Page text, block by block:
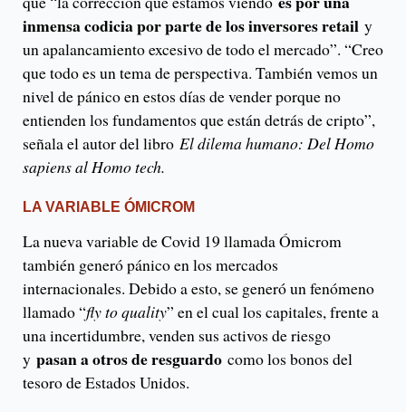
inmensa codicia por parte de los inversores retail y
un apalancamiento excesivo de todo el mercado”. “Creo
que todo es un tema de perspectiva. También vemos un
nivel de pánico en estos días de vender porque no
entienden los fundamentos que están detrás de cripto”,
señala el autor del libro El dilema humano: Del Homo
sapiens al Homo tech.
LA VARIABLE ÓMICROM
La nueva variable de Covid 19 llamada Ómicrom
también generó pánico en los mercados
internacionales. Debido a esto, se generó un fenómeno
llamado “fly to quality” en el cual los capitales, frente a
una incertidumbre, venden sus activos de riesgo
y pasan a otros de resguardo como los bonos del
tesoro de Estados Unidos.